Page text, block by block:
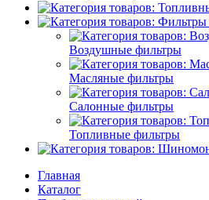
Воздушные фильтры
Масляные фильтры
Салонные фильтры
Топливные фильтры
Главная
Каталог